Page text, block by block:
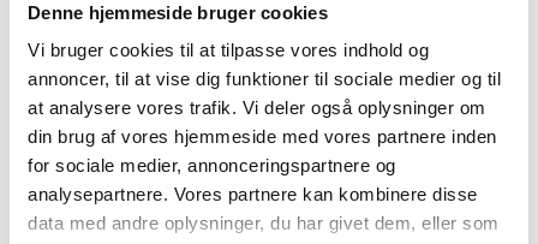
Denne hjemmeside bruger cookies
Vi bruger cookies til at tilpasse vores indhold og
annoncer, til at vise dig funktioner til sociale medier og til
at analysere vores trafik. Vi deler også oplysninger om
din brug af vores hjemmeside med vores partnere inden
for sociale medier, annonceringspartnere og
analysepartnere. Vores partnere kan kombinere disse
data med andre oplysninger, du har givet dem, eller som
Mexico omfatter 32 delstater. Mexico Citys urbane
befolkning anslås til op imod 22 mio., hvilket gør byen
til en af verdens folkerigeste og samtidig medfører en
række miljømæssige belastninger. Op imod halvdelen
af landets industri og en meget væsentlig del af
landets købekraft er koncentreret i
hovedstadsområdet, hvor godt hver femte mexicaner
er bosiddende. De to største provinsbyer er